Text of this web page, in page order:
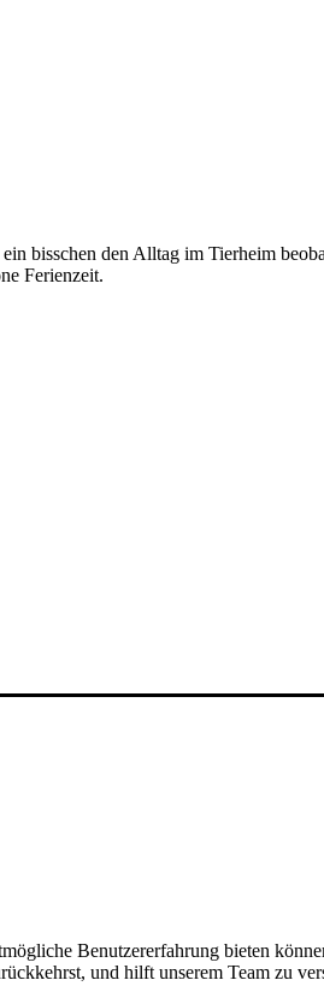
bisschen den Alltag im Tierheim
Ferienzeit.
Benutzererfahrung bieten
und hilft unserem Team zu